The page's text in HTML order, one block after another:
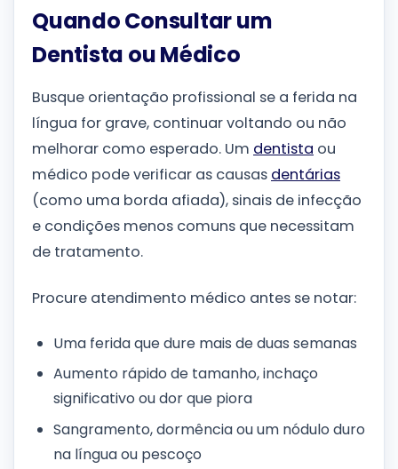
Quando Consultar um
Dentista ou Médico
Busque orientação profissional se a ferida na
língua for grave, continuar voltando ou não
melhorar como esperado. Um dentista ou
médico pode verificar as causas dentárias
(como uma borda afiada), sinais de infecção
e condições menos comuns que necessitam
de tratamento.
Procure atendimento médico antes se notar:
Uma ferida que dure mais de duas semanas
Aumento rápido de tamanho, inchaço
significativo ou dor que piora
Sangramento, dormência ou um nódulo duro
na língua ou pescoço